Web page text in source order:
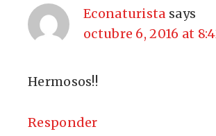
Econaturista says
octubre 6, 2016 at
Hermosos!!
Responder